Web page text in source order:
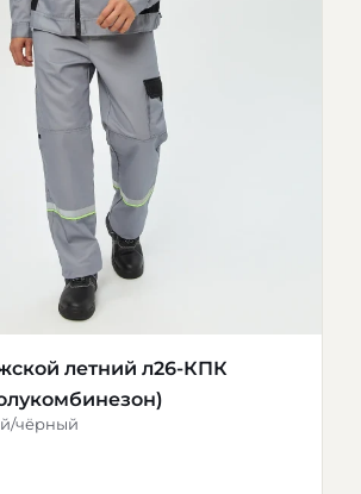
летний л26-КПК
чёрный